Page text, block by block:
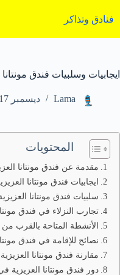
إلى
المحتوى
فنادق وتذاكر
ايجابيات وسلبيات فندق مونتانا
Lama ديسمبر 17, 2024
المحتويات
مقدمة عن فندق مونتانا
ايجابيات فندق مونتانا
سلبيات فندق مونتانا
تجارب النزلاء في فندق
الأنشطة المتاحة بالقرب من
نصائح للإقامة في فندق
مقارنة فندق مونتانا
دور فندق مونتانا العزيزية